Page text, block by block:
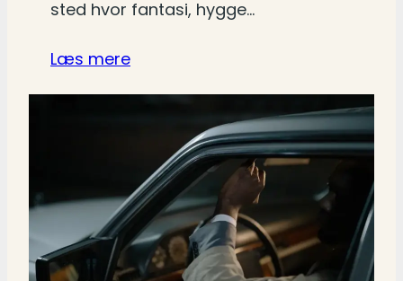
sted hvor fantasi, hygge…
Læs mere